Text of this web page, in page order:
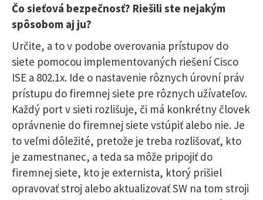
Čo sieťová bezpečnosť? Riešili ste nejakým
spôsobom aj ju?
Určite, a to v podobe overovania prístupov do
siete pomocou implementovaných riešení Cisco
ISE a 802.1x. Ide o nastavenie rôznych úrovní práv
prístupu do firemnej siete pre rôznych užívateľov.
Každý port v sieti rozlišuje, či má konkrétny človek
oprávnenie do firemnej siete vstúpiť alebo nie. Je
to veľmi dôležité, pretože je treba rozlišovať, kto
je zamestnanec, a teda sa môže pripojiť do
firemnej siete, kto je externista, ktorý prišiel
opravovať stroj alebo aktualizovať SW na tom stroji